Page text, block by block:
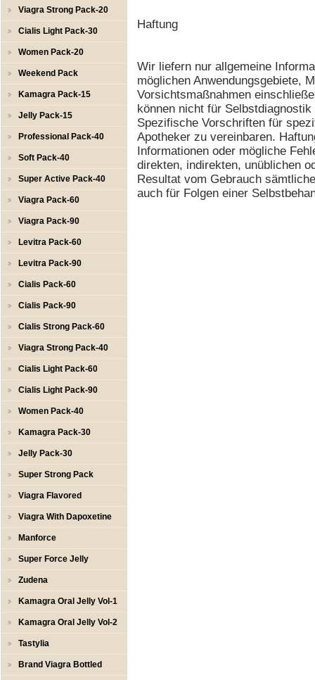
Viagra Strong Pack-20
Cialis Light Pack-30
Women Pack-20
Weekend Pack
Kamagra Pack-15
Jelly Pack-15
Professional Pack-40
Soft Pack-40
Super Active Pack-40
Viagra Pack-60
Viagra Pack-90
Levitra Pack-60
Levitra Pack-90
Cialis Pack-60
Cialis Pack-90
Cialis Strong Pack-60
Viagra Strong Pack-40
Cialis Light Pack-60
Cialis Light Pack-90
Women Pack-40
Kamagra Pack-30
Jelly Pack-30
Super Strong Pack
Viagra Flavored
Viagra With Dapoxetine
Manforce
Super Force Jelly
Zudena
Kamagra Oral Jelly Vol-1
Kamagra Oral Jelly Vol-2
Tastylia
Brand Viagra Bottled
Haftung
Wir liefern nur allgemeine
möglichen Anwendungsgebiete,
Vorsichtsmaßnahmen
können nicht für
Spezifische Vorschriften für
Apotheker zu vereinbaren.
Informationen oder mögliche
direkten, indirekten, unüblichen
Resultat vom Gebrauch
auch für Folgen einer